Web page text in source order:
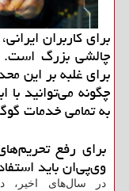
برای کاربران
چالشی بزرگ است.
برای غلبه بر این
چگونه می‌توانید
به تمامی خدمات
برای رفع
وی‌پی‌ان باید
در سال‌های اخیر،